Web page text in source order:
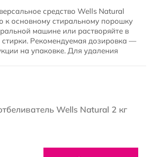
средство Wells Natural
к основному стиральному порошку
машине или растворяйте в
стирки. Рекомендуемая дозировка —
на упаковке. Для удаления
Wells Natural 2 кг